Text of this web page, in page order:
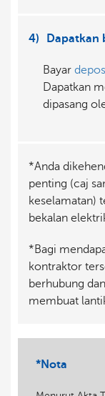
4) Dapatkan
Bayar
Dapatkan
dipasang
*Anda
penting (caj
keselamatan)
bekalan
*Bagi
kontraktor
berhubung
membuat
*Nota